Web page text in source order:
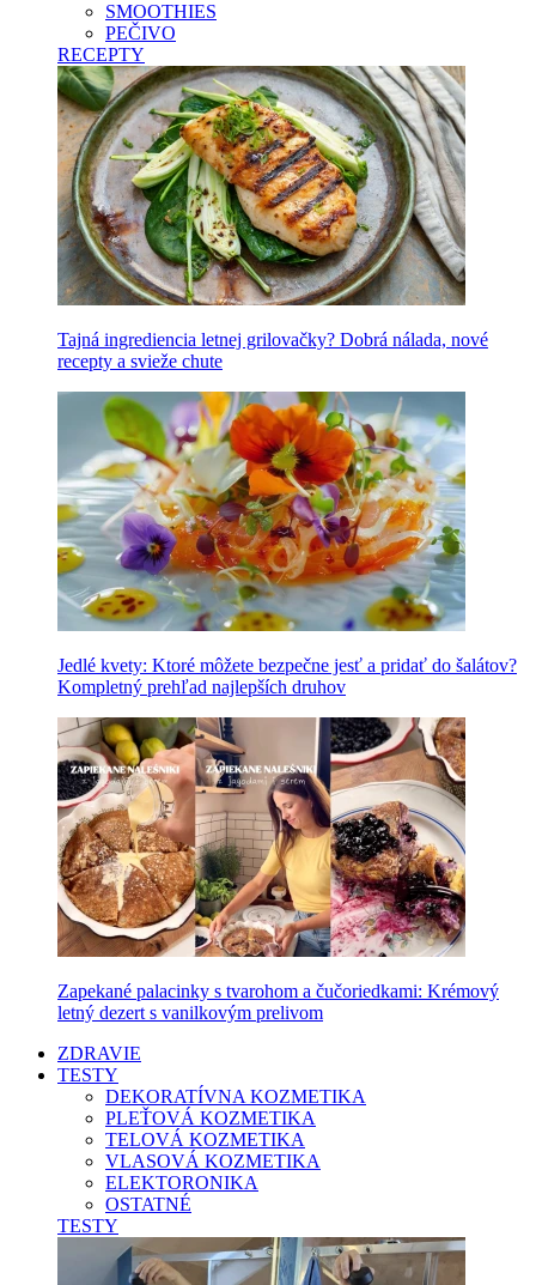
SMOOTHIES
PEČIVO
RECEPTY
Tajná ingrediencia letnej grilovačky? Dobrá nálada, nové
recepty a svieže chute
Jedlé kvety: Ktoré môžete bezpečne jesť a pridať do šalátov?
Kompletný prehľad najlepších druhov
Zapekané palacinky s tvarohom a čučoriedkami: Krémový
letný dezert s vanilkovým prelivom
ZDRAVIE
TESTY
DEKORATÍVNA KOZMETIKA
PLEŤOVÁ KOZMETIKA
TELOVÁ KOZMETIKA
VLASOVÁ KOZMETIKA
ELEKTORONIKA
OSTATNÉ
TESTY